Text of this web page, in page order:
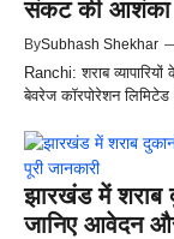
संकट की आशंका
BySubhash Shekhar
Ranchi: शराब
बेवरेज कॉरपोरेशन
झारखंड में शराब
जानिए आवेदन